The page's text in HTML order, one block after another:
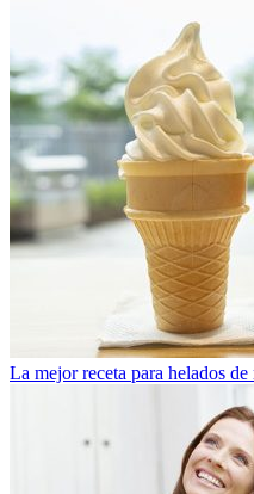
La mejor receta para helados